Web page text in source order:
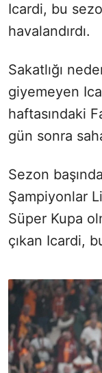
Icardi, bu
havalandırdı.
Sakatlığı
giyemeyen
haftasındaki
gün sonra
Sezon
Şampiyonlar
Süper Kupa
çıkan Icardi,